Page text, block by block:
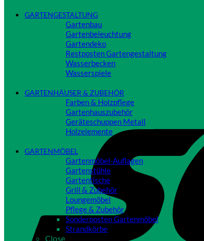
GARTENGESTALTUNG
Gartenbau
Gartenbeleuchtung
Gartendeko
Restposten Gartengestaltung
Wasserbecken
Wasserspiele
GARTENHÄUSER & ZUBEHÖR
Farben & Holzpflege
Gartenhauszubehör
Geräteschuppen Metall
Holzelemente
GARTENMÖBEL
Gartenmöbel-Auflagen
Gartenstühle
Gartentische
Grill & Zubehör
Loungemöbel
Pflege & Zubehör
Sonderposten Gartenmöbel
Strandkörbe
Close